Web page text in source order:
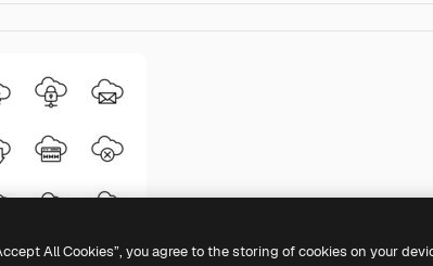
All Cookies”, you agree to the storing of cookies on your